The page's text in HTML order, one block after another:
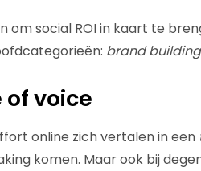
om social ROI in kaart te
brand building
of voice
online zich vertalen in een
komen. Maar ook bij